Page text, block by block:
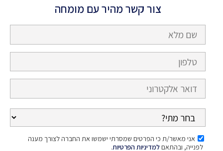
צור קשר מהיר עם מומחה
אני מאשר/ת כי הפרטים שמסרתי ישמשו את החברה לצורך מענה
לפנייה, ובהתאםלמדיניות הפרטיות.